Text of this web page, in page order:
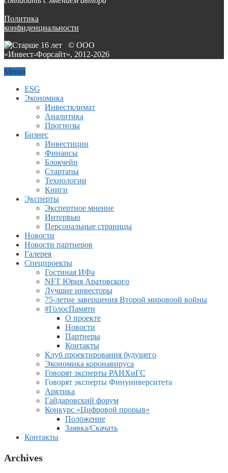
Политика
конфиденциальности
© ООО
«Инвест-Форсайт», 2012-2026
Меню
ESG
Экономика
Инвестклимат
Аналитика
Прогнозы
Бизнес
Инвестиции
Финансы
Блокчейн
Стартапы
Технологии
Книги
Эксперты
Экспертное мнение
Интервью
Персональные страницы
Новости
Новости партнеров
Галерея
Спецпроекты
Гостиная ИФа
NFT Юрия Аратовского
Лучшие инвесторы
75-летие завершения Второй мировоой войны
#ГолосПамяти
О проекте
Новости
Партнеры
Контакты
Клуб проектирования будущего
Экономика коронавируса
Говорят эксперты РАНХиГС
Говорят эксперты Финуниверситета
Арктика
Гайдаровский форум
Конкурс «Цифровой прорыв»
Положение
Заявка/Скачать
Контакты
Archives